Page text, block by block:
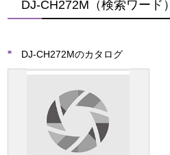
DJ-CH272M（検索ワード）
DJ-CH272Mのカタログ